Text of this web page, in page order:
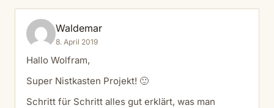
Waldemar
8. April 2019
Hallo Wolfram,
Super Nistkasten Projekt! 🙂
Schritt für Schritt alles gut erklärt, was man